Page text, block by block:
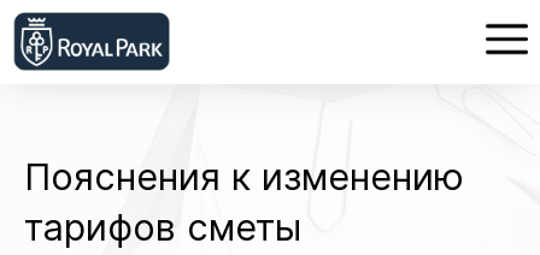
Пояснения к изменению
тарифов сметы